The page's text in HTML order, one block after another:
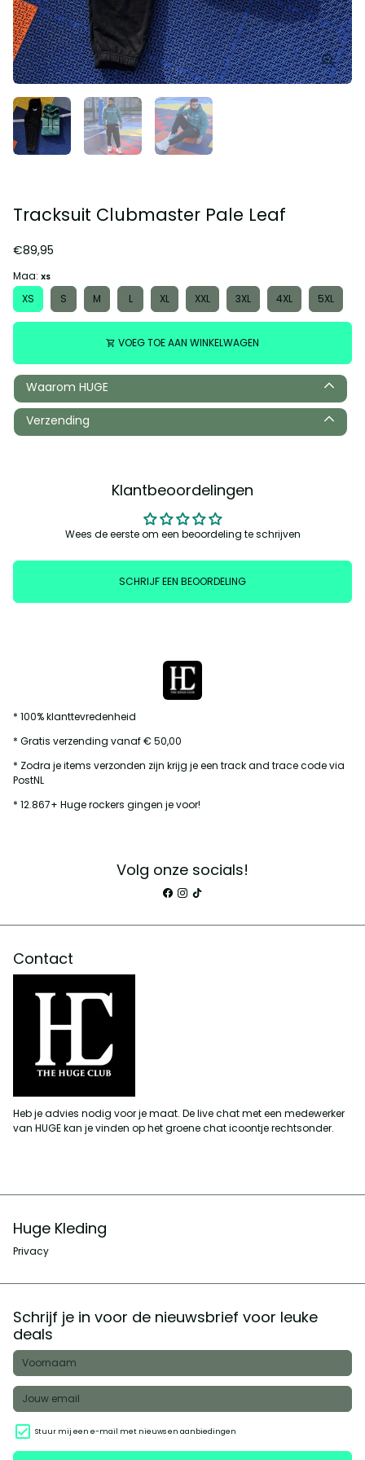
Tracksuit Clubmaster Pale Leaf
€89,95
Maa: XS
XS S M L XL XXL 3XL 4XL 5XL
shopping_cart VOEG TOE AAN WINKELWAGEN
Waarom HUGE
Verzending
Klantbeoordelingen
Wees de eerste om een beoordeling te schrijven
SCHRIJF EEN BEOORDELING
* 100% klanttevredenheid
* Gratis verzending vanaf € 50,00
* Zodra je items verzonden zijn krijg je een track and trace code via
PostNL
* 12.867+ Huge rockers gingen je voor!
Volg onze socials!
Contact
Heb je advies nodig voor je maat. De live chat met een medewerker
van HUGE kan je vinden op het groene chat icoontje rechtsonder.
Huge Kleding
Privacy
Schrijf je in voor de nieuwsbrief voor leuke
deals
Stuur mij een e-mail met nieuws en aanbiedingen